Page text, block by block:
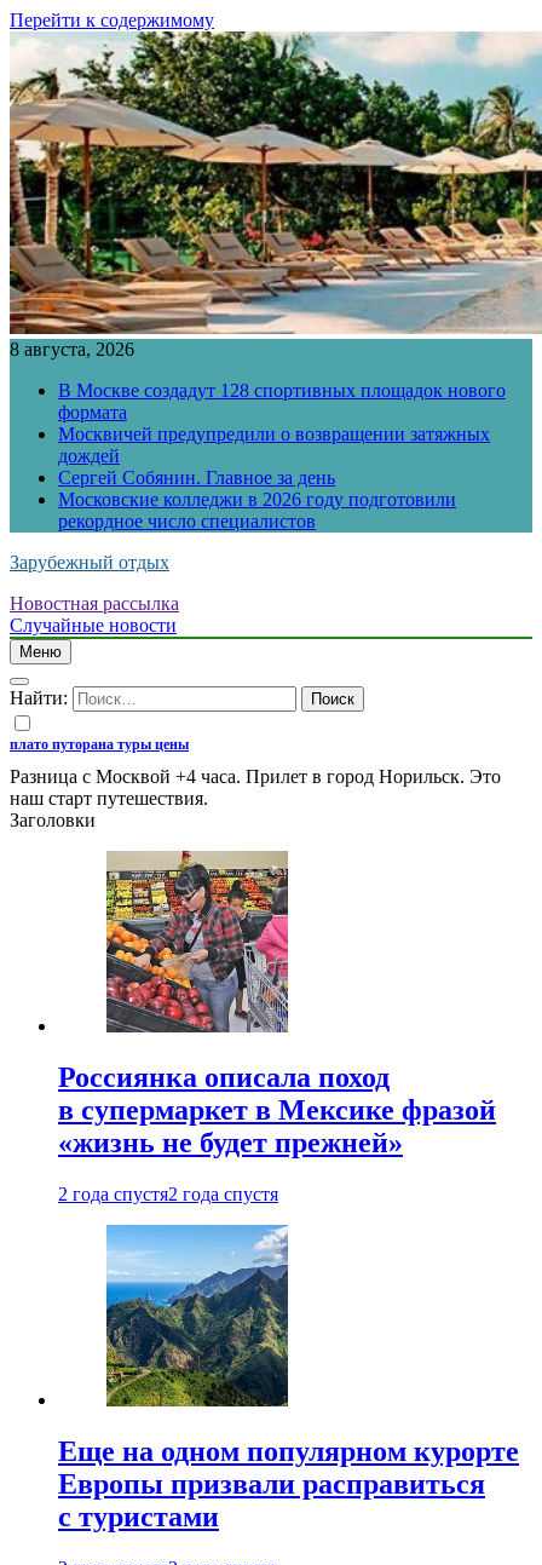
Перейти к содержимому
8 августа, 2026
В Москве создадут 128 спортивных площадок нового
формата
Москвичей предупредили о возвращении затяжных
дождей
Сергей Собянин. Главное за день
Московские колледжи в 2026 году подготовили
рекордное число специалистов
Зарубежный отдых
Новостная рассылка
Случайные новости
Меню
Найти:
плато путорана туры цены
Разница с Москвой +4 часа. Прилет в город Норильск. Это
наш старт путешествия.
Заголовки
Россиянка описала поход
в супермаркет в Мексике фразой
«жизнь не будет прежней»
2 года спустя2 года спустя
Еще на одном популярном курорте
Европы призвали расправиться
с туристами